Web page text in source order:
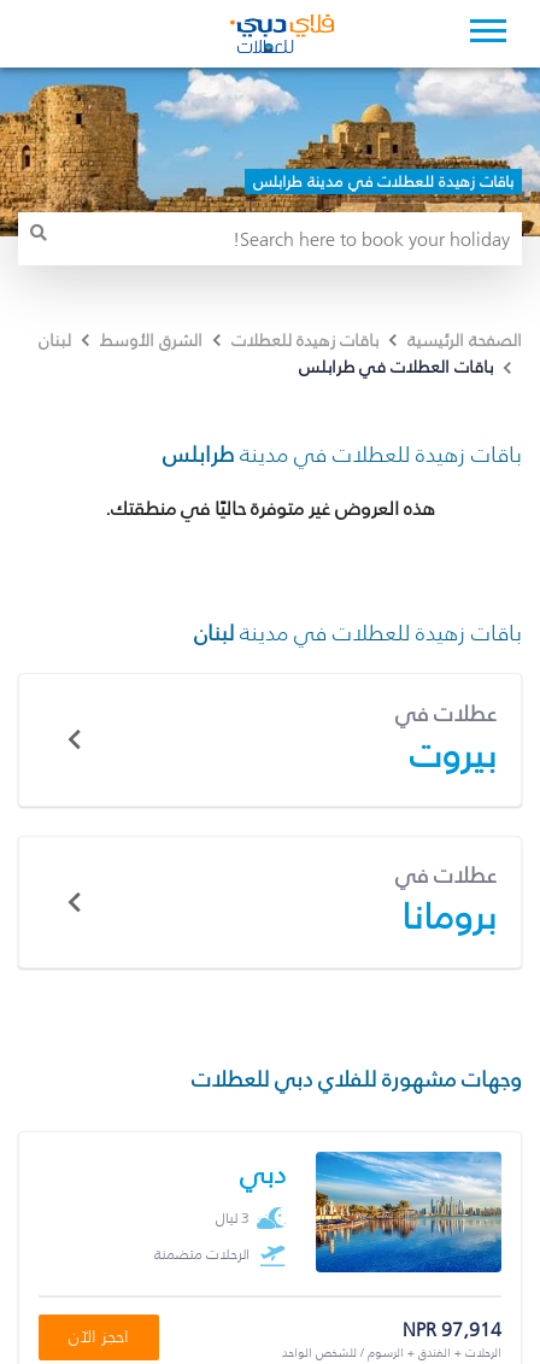
باقات زهيدة للعطلات في مدينة طرابلس
الصفحة الرئيسية باقات زهيدة للعطلات الشرق الأوسط
لبنان
باقات العطلات في طرابلس
باقات زهيدة للعطلات في مدينةطرابلس
هذه العروض غير متوفرة حاليًا في منطقتك.
باقات زهيدة للعطلات في مدينةلبنان
عطلات في
بيروت
عطلات في
برومانا
وجهات مشهورة للفلاي دبي للعطلات
دبي
3 ليال
الرحلات متضمنة
NPR 97,914
الرحلات + الفندق + الرسوم / للشخص الواحد
احجز الآن